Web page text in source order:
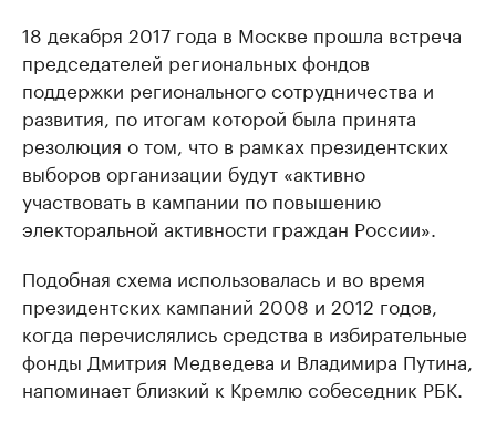
18 декабря 2017 года в Москве прошла встреча
председателей региональных фондов
поддержки регионального сотрудничества и
развития, по итогам которой была принята
резолюция о том, что в рамках президентских
выборов организации будут «активно
участвовать в кампании по повышению
электоральной активности граждан России».
Подобная схема использовалась и во время
президентских кампаний 2008 и 2012 годов,
когда перечислялись средства в избирательные
фонды Дмитрия Медведева и Владимира Путина,
напоминает близкий к Кремлю собеседник РБК.